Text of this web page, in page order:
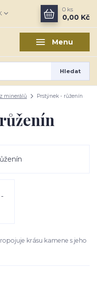
Menu
Hledat
0 ks
0,00 Kč
minerálů Prstýnek - růženín
krásu kamene s jeho